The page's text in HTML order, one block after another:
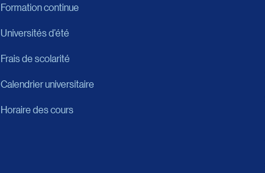
Formation continue
Universités d’été
Frais de scolarité
Calendrier universitaire
Horaire des cours